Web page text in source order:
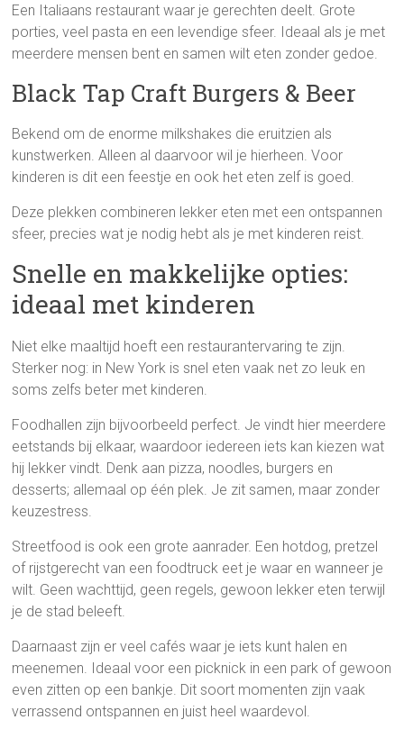
Een Italiaans restaurant waar je gerechten deelt. Grote
porties, veel pasta en een levendige sfeer. Ideaal als je met
meerdere mensen bent en samen wilt eten zonder gedoe.
Black Tap Craft Burgers & Beer
Bekend om de enorme milkshakes die eruitzien als
kunstwerken. Alleen al daarvoor wil je hierheen. Voor
kinderen is dit een feestje en ook het eten zelf is goed.
Deze plekken combineren lekker eten met een ontspannen
sfeer, precies wat je nodig hebt als je met kinderen reist.
Snelle en makkelijke opties:
ideaal met kinderen
Niet elke maaltijd hoeft een restaurantervaring te zijn.
Sterker nog: in New York is snel eten vaak net zo leuk en
soms zelfs beter met kinderen.
Foodhallen zijn bijvoorbeeld perfect. Je vindt hier meerdere
eetstands bij elkaar, waardoor iedereen iets kan kiezen wat
hij lekker vindt. Denk aan pizza, noodles, burgers en
desserts; allemaal op één plek. Je zit samen, maar zonder
keuzestress.
Streetfood is ook een grote aanrader. Een hotdog, pretzel
of rijstgerecht van een foodtruck eet je waar en wanneer je
wilt. Geen wachttijd, geen regels, gewoon lekker eten terwijl
je de stad beleeft.
Daarnaast zijn er veel cafés waar je iets kunt halen en
meenemen. Ideaal voor een picknick in een park of gewoon
even zitten op een bankje. Dit soort momenten zijn vaak
verrassend ontspannen en juist heel waardevol.